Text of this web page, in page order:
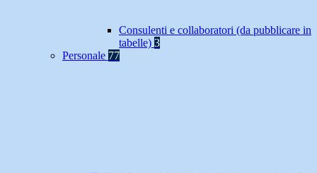
Consulenti e collaboratori (da pubblicare in
tabelle) 3
Personale 77